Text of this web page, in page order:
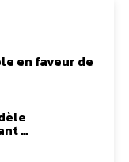
en faveur de
…